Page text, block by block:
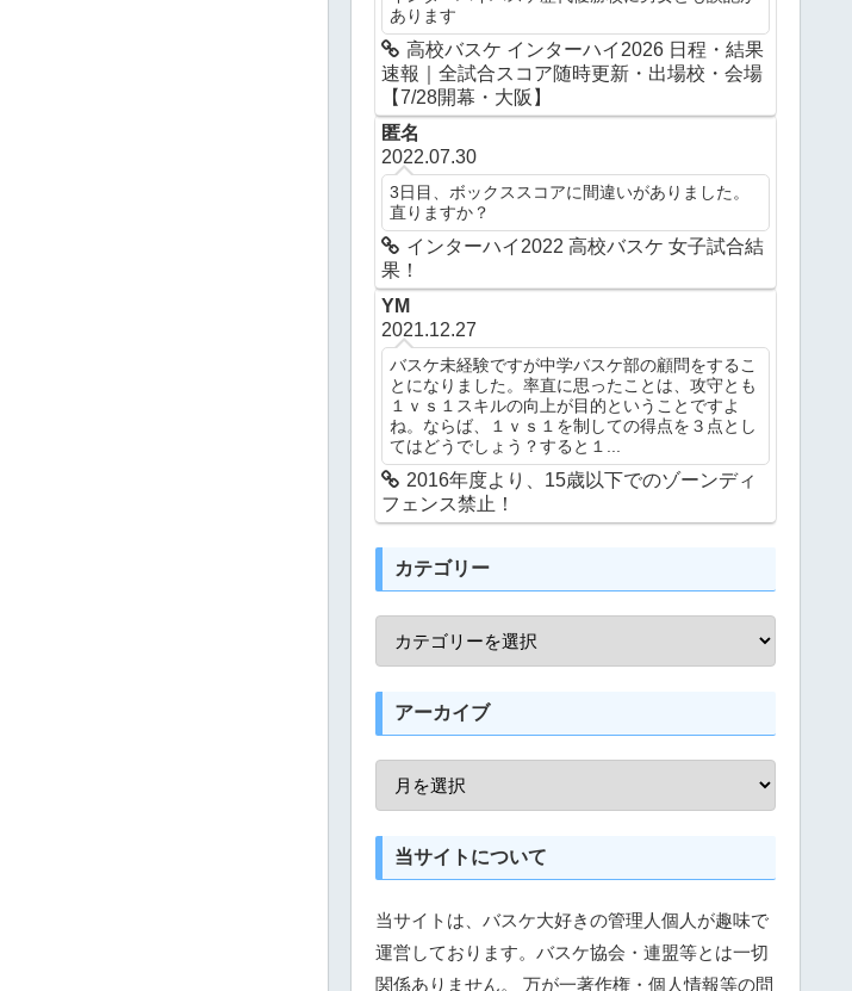
あります
高校バスケ インターハイ2026 日程・結果
速報｜全試合スコア随時更新・出場校・会場
【7/28開幕・大阪】
匿名
2022.07.30
3日目、ボックススコアに間違いがありました。
直りますか？
インターハイ2022 高校バスケ 女子試合結
果！
YM
2021.12.27
バスケ未経験ですが中学バスケ部の顧問をするこ
とになりました。率直に思ったことは、攻守とも
１ｖｓ１スキルの向上が目的ということですよ
ね。ならば、１ｖｓ１を制しての得点を３点とし
てはどうでしょう？すると１...
2016年度より、15歳以下でのゾーンディ
フェンス禁止！
カテゴリー
アーカイブ
当サイトについて
当サイトは、バスケ大好きの管理人個人が趣味で
運営しております。バスケ協会・連盟等とは一切
関係ありません。 万が一著作権・個人情報等の問